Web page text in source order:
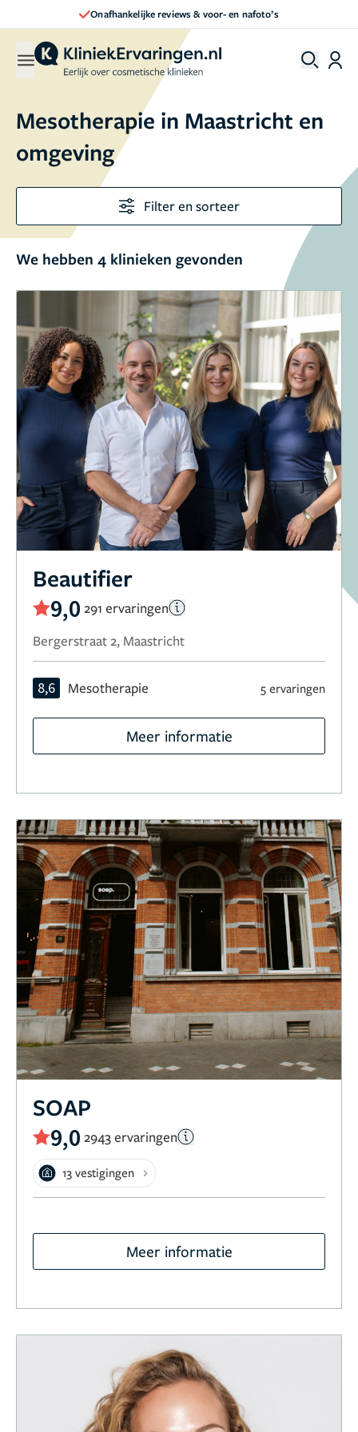
Onafhankelijke reviews & voor- en nafoto’s
Mesotherapie in Maastricht en
omgeving
Filter en sorteer
We hebben 4 klinieken gevonden
Beautifier
9,0 291 ervaringen
Bergerstraat 2, Maastricht
8,6 Mesotherapie 5 ervaringen
Meer informatie
SOAP
9,0 2943 ervaringen
13 vestigingen
Meer informatie